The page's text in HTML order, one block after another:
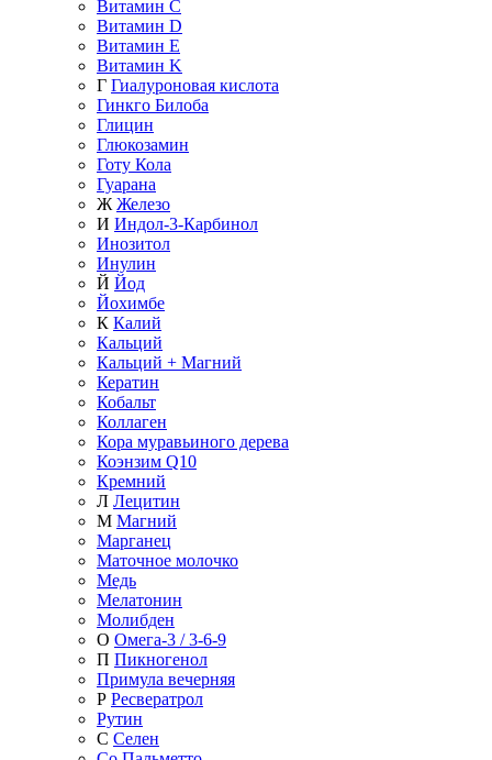
Витамин C
Витамин D
Витамин E
Витамин K
Г Гиалуроновая кислота
Гинкго Билоба
Глицин
Глюкозамин
Готу Кола
Гуарана
Ж Железо
И Индол-3-Карбинол
Инозитол
Инулин
Й Йод
Йохимбе
К Калий
Кальций
Кальций + Магний
Кератин
Кобальт
Коллаген
Кора муравьиного дерева
Коэнзим Q10
Кремний
Л Лецитин
М Магний
Марганец
Маточное молочко
Медь
Мелатонин
Молибден
О Омега-3 / 3-6-9
П Пикногенол
Примула вечерняя
Р Ресвератрол
Рутин
С Селен